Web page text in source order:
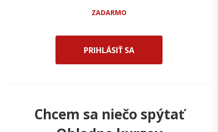
ZADARMO
PRIHLÁSIŤ SA
Chcem sa niečo spýtať